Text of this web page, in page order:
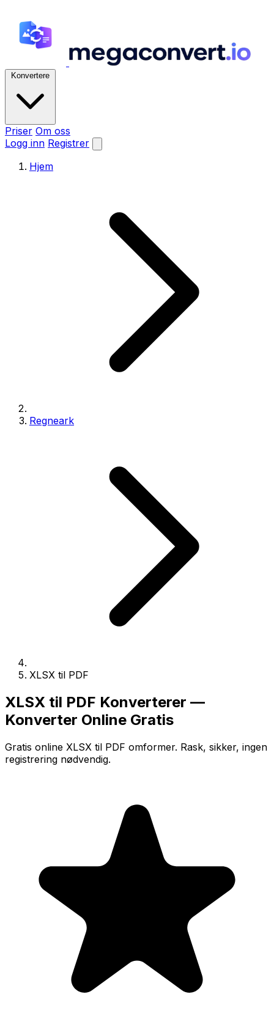
Konvertere
Priser Om oss
Logg inn Registrer
Hjem
Regneark
XLSX til PDF
XLSX til PDF Konverterer —
Konverter Online Gratis
Gratis online XLSX til PDF omformer. Rask, sikker, ingen
registrering nødvendig.